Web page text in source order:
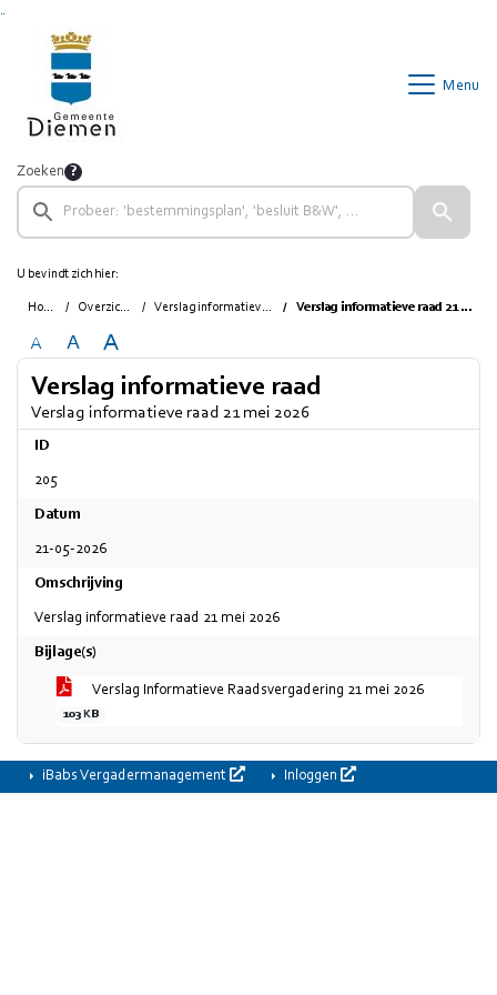
Menu
Zoeken
U bevindt zich hier:
Home Overzichten Verslag informatieve raad Verslag informatieve raad 21 mei 2026
A A A
Verslag informatieve raad
Verslag informatieve raad 21 mei 2026
ID
205
Datum
21-05-2026
Omschrijving
Verslag informatieve raad 21 mei 2026
Bijlage(s)
Verslag Informatieve Raadsvergadering 21 mei 2026
103 KB
iBabs Vergadermanagement Inloggen